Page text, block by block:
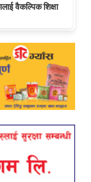
वैकल्पिक शिक्षा